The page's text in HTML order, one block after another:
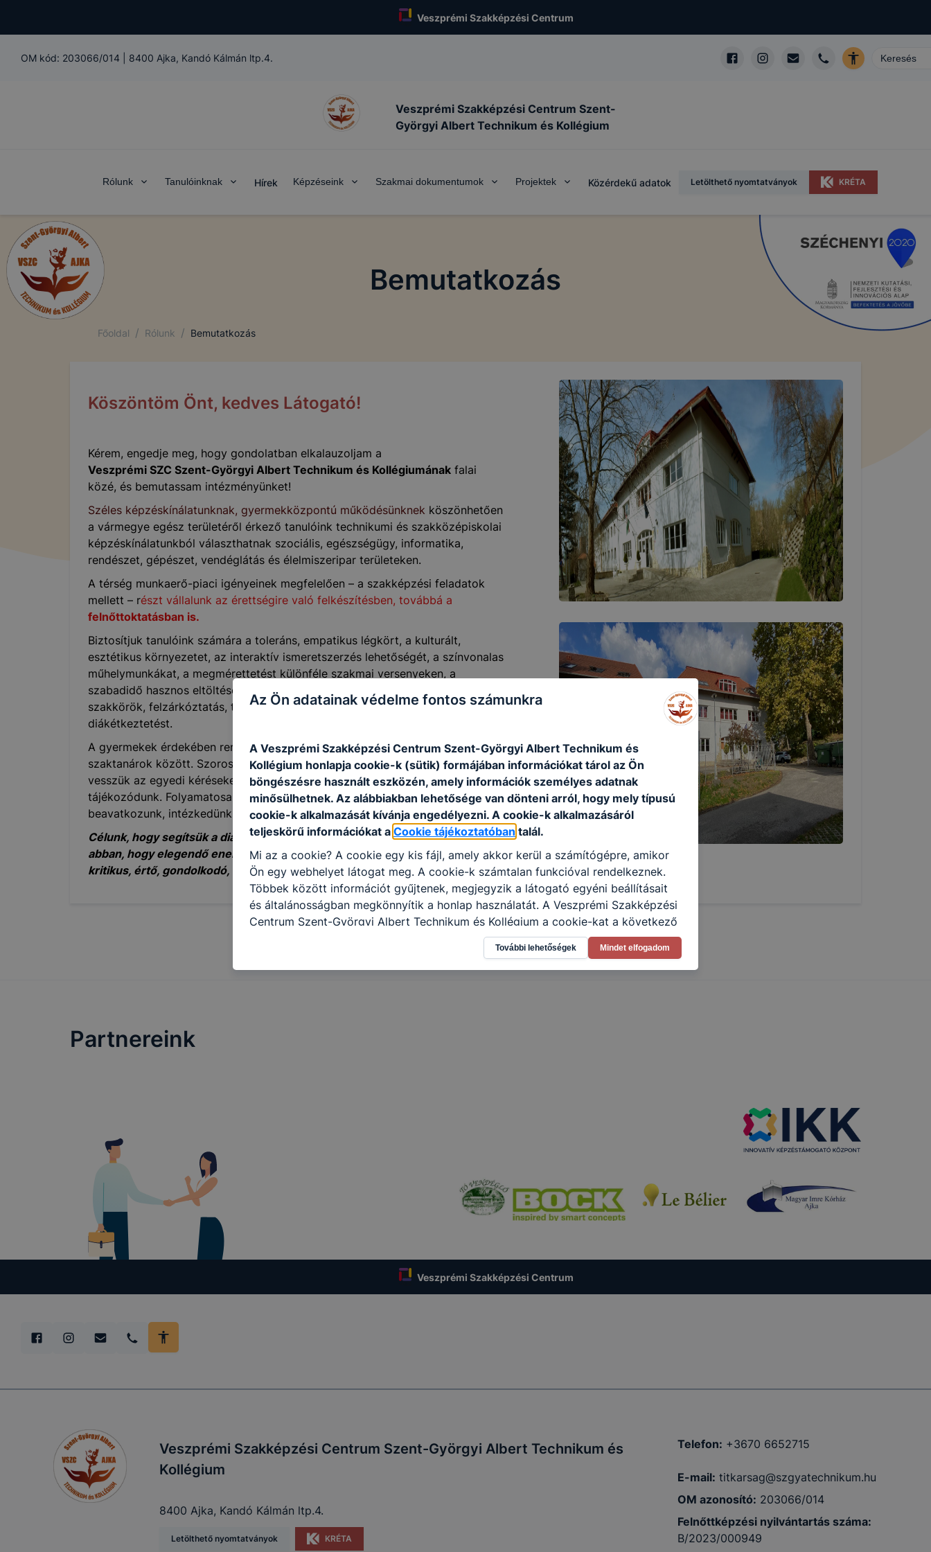
Veszprémi Szakképzési Centrum
OM kód: 203066/014 8400 Ajka, Kandó Kálmán ltp.4.
Veszprémi Szakképzési Centrum Szent-
Györgyi Albert Technikum és Kollégium
Rólunk Tanulóinknak Hírek Képzéseink Szakmai dokumentumok Projektek Közérdekű adatok Letölthető nyomtatványok KRÉTA
Bemutatkozás
Főoldal / Rólunk / Bemutatkozás
Köszöntöm Önt, kedves Látogató!
Kérem, engedje meg, hogy gondolatban elkalauzoljam a
Veszprémi SZC Szent-Györgyi Albert Technikum és Kollégiumának falai
közé, és bemutassam intézményünket!
Széles képzéskínálatunknak, gyermekközpontú működésünknek köszönhetően
a vármegye egész területéről érkező tanulóink technikumi és szakközépiskolai
képzéskínálatunkból választhatnak szociális, egészségügy, informatika,
rendészet, gépészet, vendéglátás és élelmiszeripar területeken.
A térség munkaerő-piaci igényeinek megfelelően – a szakképzési feladatok
mellett – részt vállalunk az érettségire való felkészítésben, továbbá a
felnőttoktatásban is.
Biztosítjuk tanulóink számára a toleráns, empatikus légkört, a kulturált,
esztétikus környezetet, az interaktív ismeretszerzés lehetőségét, a színvonalas
műhelymunkákat, a megmérettetést különféle szakmai versenyeken, a
szabadidő hasznos eltöltésének feltételeit (sport, képességfejlesztő
szakkörök, felzárkóztatás, tehetséggondozás), a kollégiumi ellátást, a
diákétkeztetést.
A gyermekek érdekében rendszeresek a konzultációk a kollégiumi nevelők és a
szaktanárok között. Szorosan együttműködünk a szülőkkel, figyelembe
vesszük az egyedi kéréseket, szükség esetén naponta tájékoztatunk vagy
tájékozódunk. Folyamatosan ellenőrizzük a tanulmányi eredményeket,
beavatkozunk, intézkedünk a tanulók eredményes továbbhaladása érdekében.
Célunk, hogy segítsük a diákjainkat a mindennapi tevékenységeik mellett
abban, hogy elegendő energiát, inspirációt kapjanak az élet kihívásaihoz,
kritikus, értő, gondolkodó, egészséges és boldog emberekké váljanak.
Partnereink
Veszprémi Szakképzési Centrum
Veszprémi Szakképzési Centrum Szent-Györgyi Albert Technikum és
Kollégium
8400 Ajka, Kandó Kálmán ltp.4.
Letölthető nyomtatványok KRÉTA
Telefon: +3670 6652715
E-mail: titkarsag@szgyatechnikum.hu
OM azonosító: 203066/014
Felnőttképzési nyilvántartás száma:
B/2023/000949
Az Ön adatainak védelme fontos számunkra
A Veszprémi Szakképzési Centrum Szent-Györgyi Albert Technikum és
Kollégium honlapja cookie-k (sütik) formájában információkat tárol az Ön
böngészésre használt eszközén, amely információk személyes adatnak
minősülhetnek. Az alábbiakban lehetősége van dönteni arról, hogy mely típusú
cookie-k alkalmazását kívánja engedélyezni. A cookie-k alkalmazásáról
teljeskörű információkat a Cookie tájékoztatóban talál.
Mi az a cookie? A cookie egy kis fájl, amely akkor kerül a számítógépre, amikor
Ön egy webhelyet látogat meg. A cookie-k számtalan funkcióval rendelkeznek.
Többek között információt gyűjtenek, megjegyzik a látogató egyéni beállításait
és általánosságban megkönnyítik a honlap használatát. A Veszprémi Szakképzési
Centrum Szent-Györgyi Albert Technikum és Kollégium a cookie-kat a következő
célokból használja: információ gyűjtése azzal kapcsolatban, hogyan használja Ön
a honlapot -annak felmérésével, hogy a honlap melyik részeit látogatja, vagy
használja leginkább, így megtudhatjuk, hogyan biztosítsunk Önnek még jobb
További lehetőségek Mindet elfogadom